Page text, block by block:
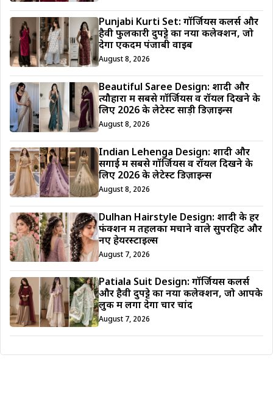
Punjabi Kurti Set: गॉर्जियस कलर्स और
हैवी फुलकारी दुपट्टे का नया कलेक्शन, जो
देगा एकदम पंजाबी वाइब
August 8, 2026
Beautiful Saree Design: शादी और
त्यौहारों में सबसे गॉर्जियस व रॉयल दिखने के
लिए 2026 के लेटेस्ट साड़ी डिज़ाइन्स
August 8, 2026
Indian Lehenga Design: शादी और
सगाई में सबसे गॉर्जियस व रॉयल दिखने के
लिए 2026 के लेटेस्ट डिज़ाइन्स
August 8, 2026
Dulhan Hairstyle Design: शादी के हर
फंक्शन में तहलका मचाने वाले सुपरहिट और
नए हेयरस्टाइल्स
August 7, 2026
Patiala Suit Design: गॉर्जियस कलर्स
और हैवी दुपट्टे का नया कलेक्शन, जो आपके
लुक में लगा देगा चार चांद
August 7, 2026